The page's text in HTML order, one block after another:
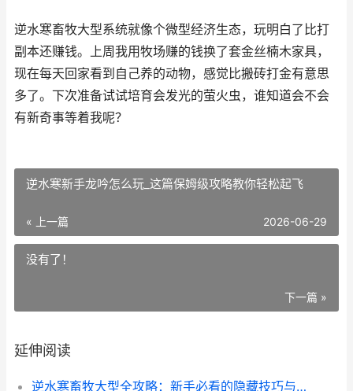
逆水寒畜牧大型系统就像个微型经济生态，玩明白了比打
副本还赚钱。上周我用牧场赚的钱换了套金丝楠木家具，
现在每天回家看到自己养的动物，感觉比搬砖打金有意思
多了。下次准备试试培育会发光的萤火虫，谁知道会不会
有新奇事等着我呢？
逆水寒新手龙吟怎么玩_这篇保姆级攻略教你轻松起飞
« 上一篇 2026-06-29
没有了！
下一篇 »
延伸阅读
逆水寒畜牧大型全攻略：新手必看的隐藏技巧与高效养殖秘籍